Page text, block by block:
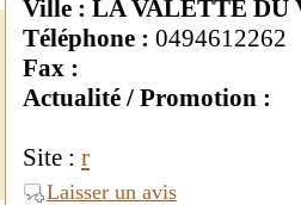
Ville : LA VALETTE DU
Téléphone : 0494612262
Fax :
Actualité / Promotion :
Site : r
Laisser un avis